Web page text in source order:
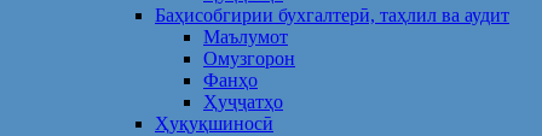
Баҳисобгирии бухгалтерӣ, таҳлил ва аудит
Маълумот
Омузгорон
Фанҳо
Ҳуҷҷатҳо
Ҳуқуқшиносӣ